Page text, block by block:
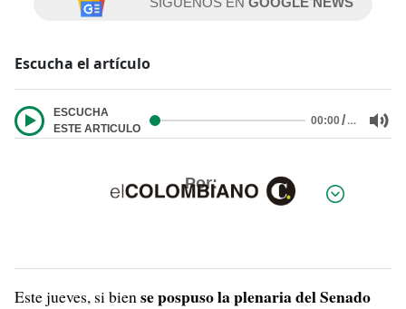
Escucha el artículo
ESCUCHA
ESTE ARTICULO
00:00/…
Por:
Este jueves, si biense pospuso la plenaria del Senado